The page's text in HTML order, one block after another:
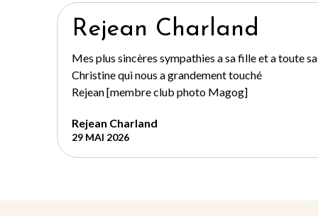
Rejean Charland
Mes plus sincères sympathies a sa fille et a toute
Christine qui nous a grandement touché
Rejean [membre club photo Magog]
Rejean Charland
29 MAI 2026